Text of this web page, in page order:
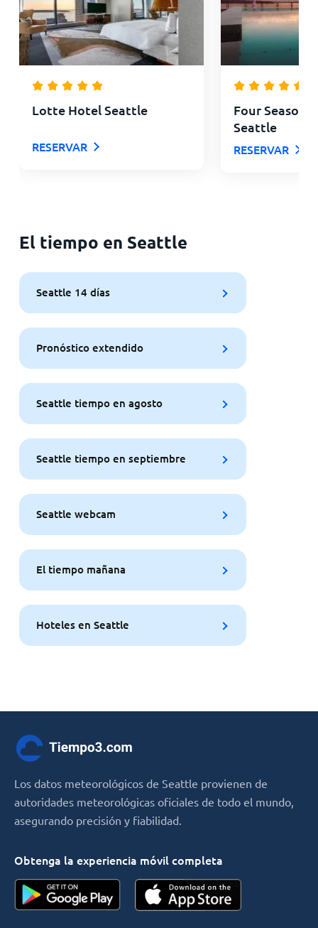
Lotte Hotel Seattle
RESERVAR
Four
Seattle
RESERVAR
El tiempo en Seattle
Seattle 14 días
Pronóstico extendido
Seattle tiempo en agosto
Seattle tiempo en septiembre
Seattle webcam
El tiempo mañana
Hoteles en Seattle
Los datos meteorológicos de Seattle provienen de
autoridades meteorológicas oficiales de todo el mundo,
asegurando precisión y fiabilidad.
Obtenga la experiencia móvil completa